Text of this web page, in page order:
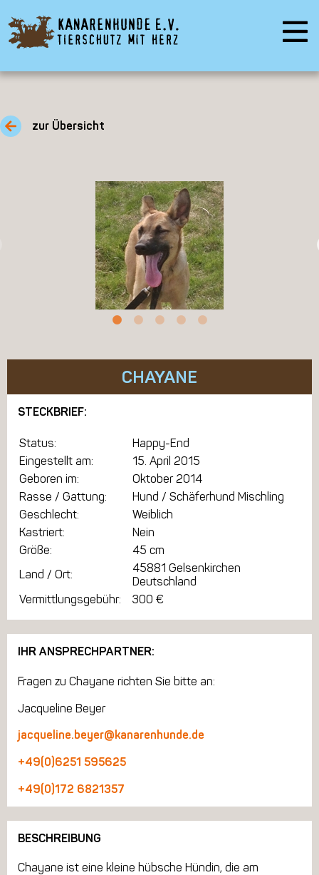
zur Übersicht
CHAYANE
STECKBRIEF:
Status:
Happy-End
Eingestellt am:
15. April 2015
Geboren im:
Oktober 2014
Rasse / Gattung:
Hund / Schäferhund Mischling
Geschlecht:
Weiblich
Kastriert:
Nein
Größe:
45 cm
Land / Ort:
45881 Gelsenkirchen
Deutschland
Vermittlungsgebühr:
300 €
IHR ANSPRECHPARTNER:
Fragen zu Chayane richten Sie bitte an:
Jacqueline Beyer
jacqueline.beyer@kanarenhunde.de
+49(0)6251 595625
+49(0)172 6821357
BESCHREIBUNG
Chayane ist eine kleine hübsche Hündin, die am